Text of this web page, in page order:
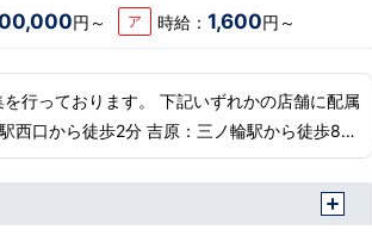
円～ ア 時給：1,600円～
下記いずれかの店舗に配属
西口から徒歩2分 吉原：三ノ輪駅から徒歩8分
からのご応募の方にはWEB面接対応しております